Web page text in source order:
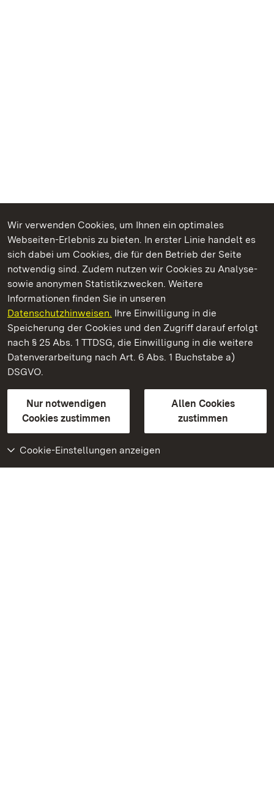
Wir verwenden Cookies, um Ihnen ein optimales
Webseiten-Erlebnis zu bieten. In erster Linie handelt es
sich dabei um Cookies, die für den Betrieb der Seite
notwendig sind. Zudem nutzen wir Cookies zu Analyse-
sowie anonymen Statistikzwecken. Weitere
Informationen finden Sie in unseren
Datenschutzhinweisen. Ihre Einwilligung in die
Speicherung der Cookies und den Zugriff darauf erfolgt
nach § 25 Abs. 1 TTDSG, die Einwilligung in die weitere
Datenverarbeitung nach Art. 6 Abs. 1 Buchstabe a)
DSGVO.
Nur notwendigen
Cookies zustimmen
Allen Cookies
zustimmen
Cookie-Einstellungen anzeigen
Kommen. Staunen. Genießen.
Staatliche Schlösser und Gärten Baden‑Württemberg
Staatliche Schlösser und Gärten Baden-Württemberg
Kontakt
GebärdenspracheLeichte Sprache
Erklärung zur Barrierefreiheit
BITV-konform (geprüfte Seiten)
Weiteres